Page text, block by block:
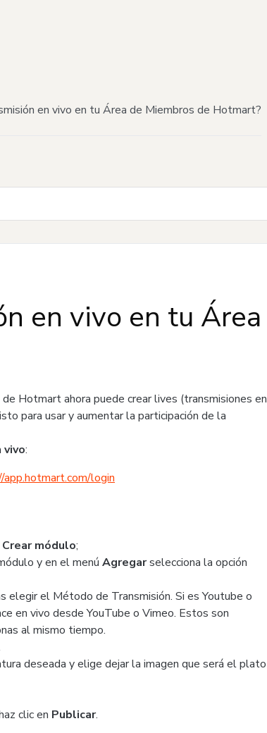
en vivo en tu Área de Miembros de Hotmart?
en vivo en tu Área
Hotmart ahora puede crear lives (transmisiones en
para usar y aumentar la participación de la
vivo:
login
Crear módulo;
y en el menú Agregarselecciona la opción
elegir el Método de Transmisión. Si es Youtube o
en vivo desde YouTube o Vimeo. Estos son
al mismo tiempo.
deseada y elige dejar la imagen que será el plato
clic en Publicar.